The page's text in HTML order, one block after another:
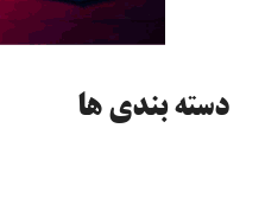
دسته‌ بندی ها